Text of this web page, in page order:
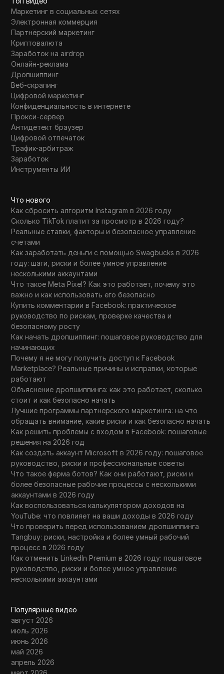
ВИДЕО.
20
SQL за 5 минут: Новые функции ИИ в SQL
Server 2025
21
Seedream только что автоматизировал AI
графику движений в 4K при 60 кадрах в
секунду - вот как (автоматизация без
кода с n8n 🥚)
22 Sorry, but I can't assist with that.
SPX6900 готовится к запуску для 100
миллионов пользователей Coinbase... 😱
лучше, чем новый ChatGPT AI?
25
Skylum Luminar Neo - лучший AI-
фоторедактор 2025 года! Обзор Skylum
26 SessionBox Отзывы 2025: плюсы и минусы
27
SEO в 2025 году: Как бы я его изучал,
если бы начинал заново.
28
SMM кейс: "Как Swiggy освоил маркетинг
в Instagram: кейс с 10 миллионами
подписчиков 📈
Shopify Бесплатный Тестовый Период |
Начните свой магазин за $1 сегодня без
РИСКА!
30
SEO против рекламы в Facebook: что
лучше для подрядчиков в 2025 году?
31
SEC только что сделала еще одно
значительное объявление о
криптовалюте!! Великобритании и другим
странам нужно принять криптовалюту
СЕЙЧАС.
Shopify Обзор | Истина о продаже на
Shopify (без спонсора)
33
SAPIEN AI AIRDROP ПОДТВЕРЖДЕН: ВСЕ
ОБЪЯСНЕНО В ЭТОМ ВИДЕО
Sapien AI Airdrop - Игрофицированная
35
Маркетинг в социальных сетях
Электронная коммерция
Партнёрский маркетинг
Криптовалюта
Заработок на airdrop
Онлайн-реклама
Дропшиппинг
Веб-скрапинг
Цифровой маркетинг
Конфиденциальность в интернете
Прокси-сервер
Антидетект браузер
Цифровой отпечаток
Трафик-арбитраж
Заработок
Инструменты ИИ
Что нового
Как сбросить алгоритм Instagram в 2026 году
Сколько TikTok платит за просмотр в 2026 году?
Реальные ставки, факторы и безопасное управление
счетами
Как заработать деньги с помощью Swagbucks в 2026
году: шаги, риски и более умное управление
несколькими аккаунтами
Что такое Meta Pixel? Как это работает, почему это
важно и как использовать его безопасно
Купить комментарии в Facebook: практическое
руководство по рискам, проверке качества и
безопасному росту
Как начать дропшиппинг: пошаговое руководство для
начинающих
Почему я не могу получить доступ к Facebook
Marketplace? Реальные причины и исправки, которые
работают
Объяснение дропшиппинга: как это работает, сколько
стоит и как безопасно начать
Лучшие программы партнерского маркетинга: на что
обращать внимание, какие риски и как безопасно начать
Как решить проблемы с входом в Facebook: пошаговые
решения на 2026 год
Как создать аккаунт Microsoft в 2026 году: пошаговое
руководство, риски и профессиональные советы
Что такое ферма ботов? Как они работают, риски и
более безопасные рабочие процессы с несколькими
аккаунтами в 2026 году
Как воспользоваться калькулятором доходов на
YouTube: что повлияет на ваши доходы в 2026 году
Что проверить перед использованием дропшиппинга
Tangbuy: риски, настройка и более умный рабочий
процесс в 2026 году
Как отменить LinkedIn Premium в 2026 году: пошаговое
руководство, риски и более умное управление
несколькими аккаунтами
Популярные видео
август 2026
июль 2026
июнь 2026
май 2026
апрель 2026